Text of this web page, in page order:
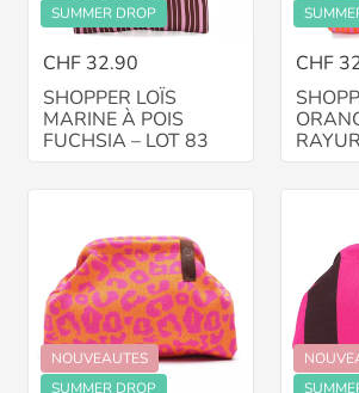
SUMMER DROP
CHF 32.90
SHOPPER LOÏS
MARINE À POIS
FUCHSIA – LOT 83
CHF
NOUVEAUTES
SUMMER DROP